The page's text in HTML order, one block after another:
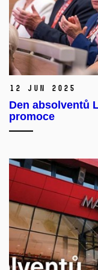
12 Jun 2025
Den absolventů
promoce